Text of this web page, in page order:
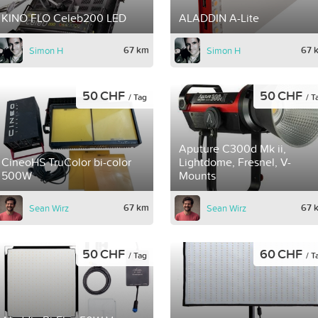
KINO FLO Celeb200 LED
Simon H 67 km
ALADDIN A-Lite
Simon H 67
CineoHS TruColor bi-color
500W
50 CHF / Tag
Sean Wirz 67 km
Aputure C300d Mk ii,
Lightdome, Fresnel, V-
Mounts
50 CHF /
Sean Wirz 67
50 CHF / Tag 60 CHF /